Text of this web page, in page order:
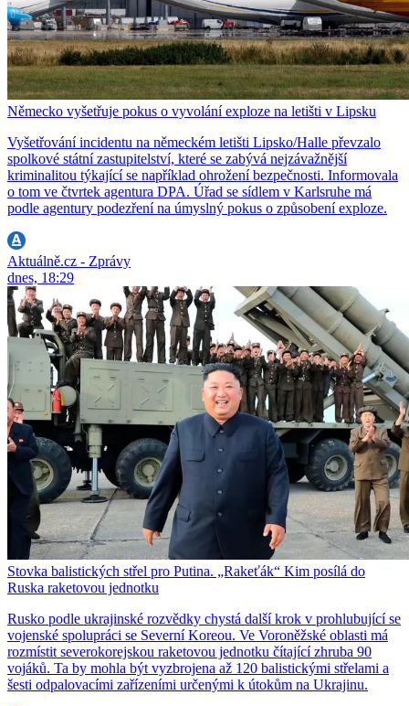
Německo vyšetřuje pokus o vyvolání exploze na letišti v Lipsku
Vyšetřování incidentu na německém letišti Lipsko/Halle převzalo
spolkové státní zastupitelství, které se zabývá nejzávažnější
kriminalitou týkající se například ohrožení bezpečnosti. Informovala
o tom ve čtvrtek agentura DPA. Úřad se sídlem v Karlsruhe má
podle agentury podezření na úmyslný pokus o způsobení exploze.
Aktuálně.cz - Zprávy
dnes, 18:29
Stovka balistických střel pro Putina. „Rakeťák“ Kim posílá do
Ruska raketovou jednotku
Rusko podle ukrajinské rozvědky chystá další krok v prohlubující se
vojenské spolupráci se Severní Koreou. Ve Voroněžské oblasti má
rozmístit severokorejskou raketovou jednotku čítající zhruba 90
vojáků. Ta by mohla být vyzbrojena až 120 balistickými střelami a
šesti odpalovacími zařízeními určenými k útokům na Ukrajinu.